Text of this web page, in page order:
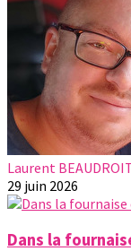
Laurent
29 juin 2026
Dans la